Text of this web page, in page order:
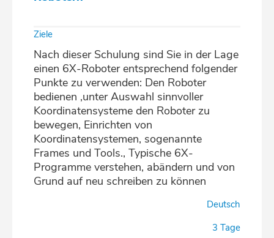
Ziele
Nach dieser Schulung sind Sie in der Lage
einen 6X-Roboter entsprechend folgender
Punkte zu verwenden: Den Roboter
bedienen ,unter Auswahl sinnvoller
Koordinatensysteme den Roboter zu
bewegen, Einrichten von
Koordinatensystemen, sogenannte
Frames und Tools., Typische 6X-
Programme verstehen, abändern und von
Grund auf neu schreiben zu können
Deutsch
3 Tage